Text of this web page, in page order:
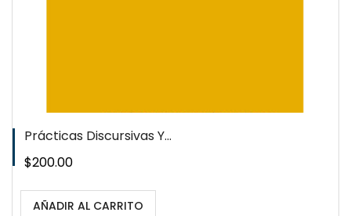
Prácticas Discursivas Y...
Precio
$200.00
AÑADIR AL CARRITO